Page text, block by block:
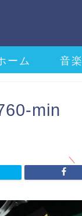
ーム 音楽
min